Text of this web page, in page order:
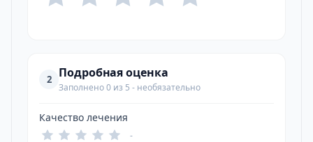
2 Подробная оценка
Заполнено 0 из 5 - необязательно
Качество лечения
-